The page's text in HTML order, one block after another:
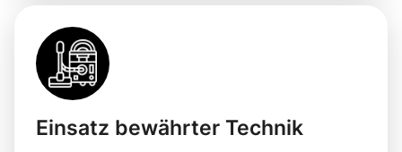
Einsatz bewährter Technik